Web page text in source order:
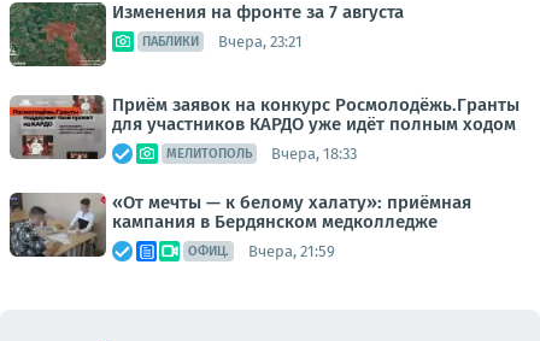
Изменения на фронте за 7 августа
ПАБЛИКИ Вчера, 23:21
Приём заявок на конкурс Росмолодёжь.Гранты
для участников КАРДО уже идёт полным ходом
МЕЛИТОПОЛЬ Вчера, 18:33
«От мечты — к белому халату»: приёмная
кампания в Бердянском медколледже
ОФИЦ. Вчера, 21:59